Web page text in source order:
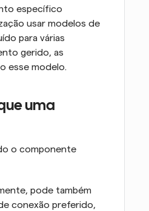
específico
usar modelos de
para várias
gerido, as
esse modelo.
uma
o componente
pode também
conexão preferido,